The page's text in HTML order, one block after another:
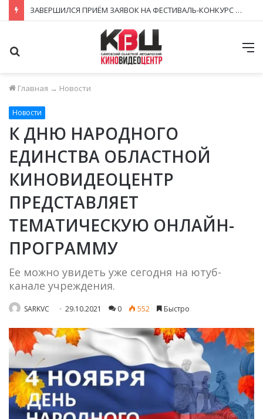
ЗАВЕРШИЛСЯ ПРИЁМ ЗАЯВОК НА ФЕСТИВАЛЬ-КОНКУРС «КИНОВЕРТИКАЛЬ 2026»
Главная → Новости
Новости
К ДНЮ НАРОДНОГО
ЕДИНСТВА ОБЛАСТНОЙ
КИНОВИДЕОЦЕНТР
ПРЕДСТАВЛЯЕТ
ТЕМАТИЧЕСКУЮ ОНЛАЙН-
ПРОГРАММУ
Ее можно увидеть уже сегодня на ютуб-
канале учреждения.
SARKVC 29.10.2021 0 552 Быстро